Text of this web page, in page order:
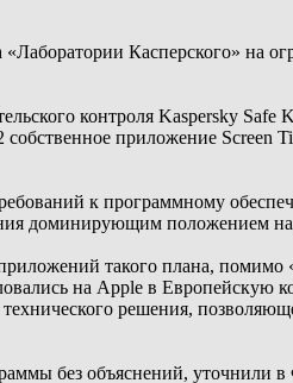
Касперского» на
контроля Kaspersky Safe
приложение Screen
к программному
доминирующим положением
такого плана, помимо
на Apple в Европейскую
решения,
без объяснений, уточнили